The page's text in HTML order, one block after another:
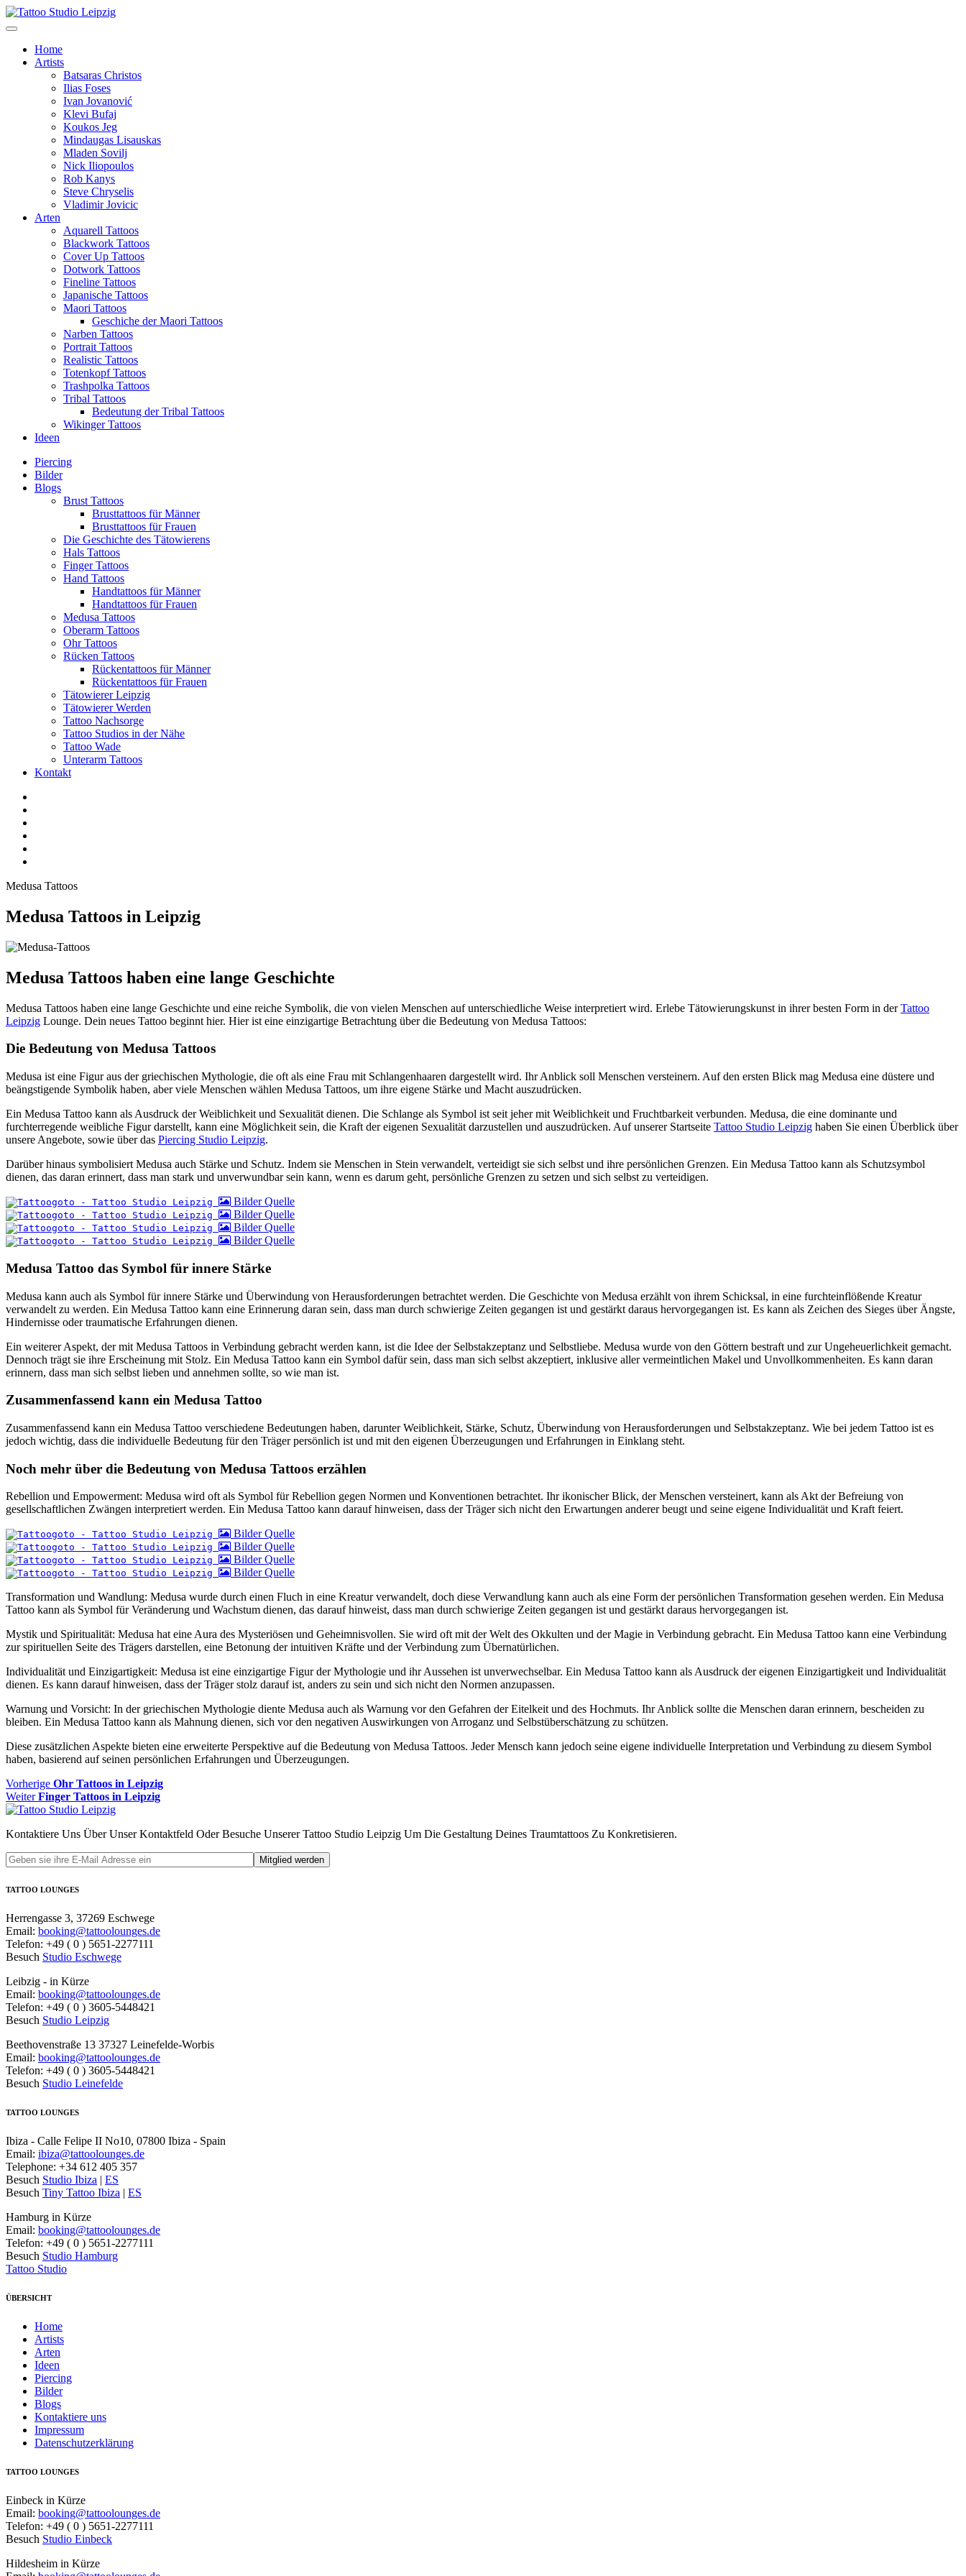
Home
Artists
Batsaras Christos
Ilias Foses
Ivan Jovanović
Klevi Bufaj
Koukos Jeg
Mindaugas Lisauskas
Mladen Sovilj
Nick Iliopoulos
Rob Kanys
Steve Chryselis
Vladimir Jovicic
Arten
Aquarell Tattoos
Blackwork Tattoos
Cover Up Tattoos
Dotwork Tattoos
Fineline Tattoos
Japanische Tattoos
Maori Tattoos
Geschiche der Maori Tattoos
Narben Tattoos
Portrait Tattoos
Realistic Tattoos
Totenkopf Tattoos
Trashpolka Tattoos
Tribal Tattoos
Bedeutung der Tribal Tattoos
Wikinger Tattoos
Ideen
Piercing
Bilder
Blogs
Brust Tattoos
Brusttattoos für Männer
Brusttattoos für Frauen
Die Geschichte des Tätowierens
Hals Tattoos
Finger Tattoos
Hand Tattoos
Handtattoos für Männer
Handtattoos für Frauen
Medusa Tattoos
Oberarm Tattoos
Ohr Tattoos
Rücken Tattoos
Rückentattoos für Männer
Rückentattoos für Frauen
Tätowierer Leipzig
Tätowierer Werden
Tattoo Nachsorge
Tattoo Studios in der Nähe
Tattoo Wade
Unterarm Tattoos
Kontakt
Medusa Tattoos
Medusa Tattoos in Leipzig
Medusa Tattoos haben eine lange Geschichte
Medusa Tattoos haben eine lange Geschichte und eine reiche Symbolik, die von vielen Menschen auf unterschiedliche Weise interpretiert wird. Erlebe Tätowierungskunst in ihrer besten Form in derTattoo
Leipzig Lounge. Dein neues Tattoo beginnt hier. Hier ist eine einzigartige Betrachtung über die Bedeutung von Medusa Tattoos:
Die Bedeutung von Medusa Tattoos
Medusa ist eine Figur aus der griechischen Mythologie, die oft als eine Frau mit Schlangenhaaren dargestellt wird. Ihr Anblick soll Menschen versteinern. Auf den ersten Blick mag Medusa eine düstere und
beängstigende Symbolik haben, aber viele Menschen wählen Medusa Tattoos, um ihre eigene Stärke und Macht auszudrücken.
Ein Medusa Tattoo kann als Ausdruck der Weiblichkeit und Sexualität dienen. Die Schlange als Symbol ist seit jeher mit Weiblichkeit und Fruchtbarkeit verbunden. Medusa, die eine dominante und
furchterregende weibliche Figur darstellt, kann eine Möglichkeit sein, die Kraft der eigenen Sexualität darzustellen und auszudrücken. Auf unserer Startseite Tattoo Studio Leipzig haben Sie einen Überblick über
unsere Angebote, sowie über das Piercing Studio Leipzig.
Darüber hinaus symbolisiert Medusa auch Stärke und Schutz. Indem sie Menschen in Stein verwandelt, verteidigt sie sich selbst und ihre persönlichen Grenzen. Ein Medusa Tattoo kann als Schutzsymbol
dienen, das daran erinnert, dass man stark und unverwundbar sein kann, wenn es darum geht, persönliche Grenzen zu setzen und sich selbst zu verteidigen.
Bilder Quelle
Bilder Quelle
Bilder Quelle
Bilder Quelle
Medusa Tattoo das Symbol für innere Stärke
Medusa kann auch als Symbol für innere Stärke und Überwindung von Herausforderungen betrachtet werden. Die Geschichte von Medusa erzählt von ihrem Schicksal, in eine furchteinflößende Kreatur
verwandelt zu werden. Ein Medusa Tattoo kann eine Erinnerung daran sein, dass man durch schwierige Zeiten gegangen ist und gestärkt daraus hervorgegangen ist. Es kann als Zeichen des Sieges über Ängste,
Hindernisse oder traumatische Erfahrungen dienen.
Ein weiterer Aspekt, der mit Medusa Tattoos in Verbindung gebracht werden kann, ist die Idee der Selbstakzeptanz und Selbstliebe. Medusa wurde von den Göttern bestraft und zur Ungeheuerlichkeit gemacht.
Dennoch trägt sie ihre Erscheinung mit Stolz. Ein Medusa Tattoo kann ein Symbol dafür sein, dass man sich selbst akzeptiert, inklusive aller vermeintlichen Makel und Unvollkommenheiten. Es kann daran
erinnern, dass man sich selbst lieben und annehmen sollte, so wie man ist.
Zusammenfassend kann ein Medusa Tattoo
Zusammenfassend kann ein Medusa Tattoo verschiedene Bedeutungen haben, darunter Weiblichkeit, Stärke, Schutz, Überwindung von Herausforderungen und Selbstakzeptanz. Wie bei jedem Tattoo ist es
jedoch wichtig, dass die individuelle Bedeutung für den Träger persönlich ist und mit den eigenen Überzeugungen und Erfahrungen in Einklang steht.
Noch mehr über die Bedeutung von Medusa Tattoos erzählen
Rebellion und Empowerment: Medusa wird oft als Symbol für Rebellion gegen Normen und Konventionen betrachtet. Ihr ikonischer Blick, der Menschen versteinert, kann als Akt der Befreiung von
gesellschaftlichen Zwängen interpretiert werden. Ein Medusa Tattoo kann darauf hinweisen, dass der Träger sich nicht den Erwartungen anderer beugt und seine eigene Individualität und Kraft feiert.
Bilder Quelle
Bilder Quelle
Bilder Quelle
Bilder Quelle
Transformation und Wandlung: Medusa wurde durch einen Fluch in eine Kreatur verwandelt, doch diese Verwandlung kann auch als eine Form der persönlichen Transformation gesehen werden. Ein Medusa
Tattoo kann als Symbol für Veränderung und Wachstum dienen, das darauf hinweist, dass man durch schwierige Zeiten gegangen ist und gestärkt daraus hervorgegangen ist.
Mystik und Spiritualität: Medusa hat eine Aura des Mysteriösen und Geheimnisvollen. Sie wird oft mit der Welt des Okkulten und der Magie in Verbindung gebracht. Ein Medusa Tattoo kann eine Verbindung
zur spirituellen Seite des Trägers darstellen, eine Betonung der intuitiven Kräfte und der Verbindung zum Übernatürlichen.
Individualität und Einzigartigkeit: Medusa ist eine einzigartige Figur der Mythologie und ihr Aussehen ist unverwechselbar. Ein Medusa Tattoo kann als Ausdruck der eigenen Einzigartigkeit und Individualität
dienen. Es kann darauf hinweisen, dass der Träger stolz darauf ist, anders zu sein und sich nicht den Normen anzupassen.
Warnung und Vorsicht: In der griechischen Mythologie diente Medusa auch als Warnung vor den Gefahren der Eitelkeit und des Hochmuts. Ihr Anblick sollte die Menschen daran erinnern, bescheiden zu
bleiben. Ein Medusa Tattoo kann als Mahnung dienen, sich vor den negativen Auswirkungen von Arroganz und Selbstüberschätzung zu schützen.
Diese zusätzlichen Aspekte bieten eine erweiterte Perspektive auf die Bedeutung von Medusa Tattoos. Jeder Mensch kann jedoch seine eigene individuelle Interpretation und Verbindung zu diesem Symbol
haben, basierend auf seinen persönlichen Erfahrungen und Überzeugungen.
Beitragsnavigation
Vorherige Vorheriger
Beitrag
Ohr Tattoos in Leipzig
Weiter Nächster
Beitrag:
Finger Tattoos in Leipzig
Kontaktiere Uns Über Unser Kontaktfeld Oder Besuche Unserer Tattoo Studio Leipzig Um Die Gestaltung Deines Traumtattoos Zu Konkretisieren.
TATTOO LOUNGES
Herrengasse 3, 37269 Eschwege
Email: booking@tattoolounges.de
Telefon: +49 ( 0 ) 5651-2277111
Besuch Studio Eschwege
Leibzig - in Kürze
Email: booking@tattoolounges.de
Telefon: +49 ( 0 ) 3605-5448421
Besuch Studio Leipzig
Beethovenstraße 13 37327 Leinefelde-Worbis
Email: booking@tattoolounges.de
Telefon: +49 ( 0 ) 3605-5448421
Besuch Studio Leinefelde
TATTOO LOUNGES
Ibiza - Calle Felipe II No10, 07800 Ibiza - Spain
Email: ibiza@tattoolounges.de
Telephone: +34 612 405 357
Besuch Studio Ibiza | ES
Besuch Tiny Tattoo Ibiza | ES
Hamburg in Kürze
Email: booking@tattoolounges.de
Telefon: +49 ( 0 ) 5651-2277111
Besuch Studio Hamburg
Tattoo Studio
ÜBERSICHT
Home
Artists
Arten
Ideen
Piercing
Bilder
Blogs
Kontaktiere uns
Impressum
Datenschutzerklärung
TATTOO LOUNGES
Einbeck in Kürze
Email: booking@tattoolounges.de
Telefon: +49 ( 0 ) 5651-2277111
Besuch Studio Einbeck
Hildesheim in Kürze